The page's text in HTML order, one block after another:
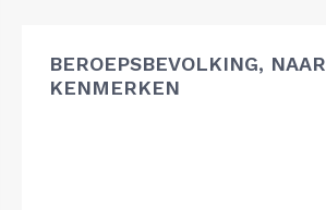
BEROEPSBEVOLKING, NAAR
KENMERKEN